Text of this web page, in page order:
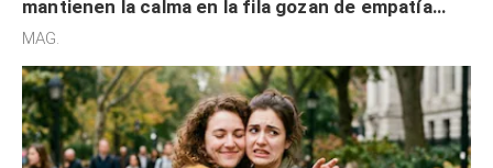
mantienen la calma en la fila gozan de empatía
cognitiva, gratitud y no solo tienen autocontrol
MAG.